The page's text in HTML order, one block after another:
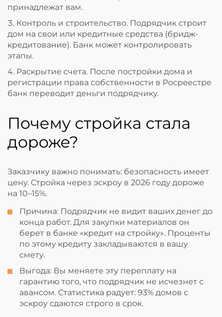
принадлежат вам.
Контроль и строительство. Подрядчик строит
дом на свои или кредитные средства (бридж-
кредитование). Банк может контролировать
этапы.
Раскрытие счета. После постройки дома и
регистрации права собственности в Росреестре
банк переводит деньги подрядчику.
Почему стройка стала
дороже?
Заказчику важно понимать: безопасность имеет
цену. Стройка через эскроу в 2026 году дороже
на 10–15%.
Причина: Подрядчик не видит ваших денег до
конца работ. Для закупки материалов он
берет в банке «кредит на стройку». Проценты
по этому кредиту закладываются в вашу
смету.
Выгода: Вы меняете эту переплату на
гарантию того, что подрядчик не исчезнет с
авансом. Статистика радует: 93% домов с
эскроу сдаются строго в срок.